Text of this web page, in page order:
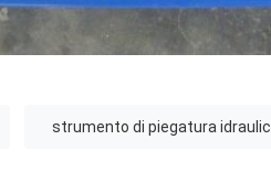
strumento di piegatura